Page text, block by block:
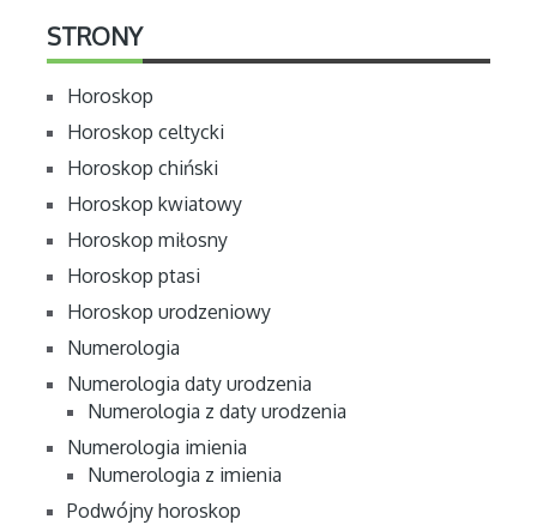
STRONY
Horoskop
Horoskop celtycki
Horoskop chiński
Horoskop kwiatowy
Horoskop miłosny
Horoskop ptasi
Horoskop urodzeniowy
Numerologia
Numerologia daty urodzenia
Numerologia z daty urodzenia
Numerologia imienia
Numerologia z imienia
Podwójny horoskop